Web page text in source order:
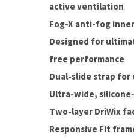
active ventilation
Fog-X anti-fog
Designed for
free performance
Dual-slide strap for
Ultra-wide,
Two-layer DriWix
Responsive Fit